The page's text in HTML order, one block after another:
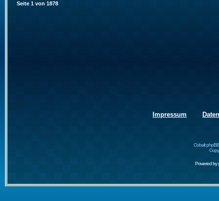
Seite 1 von 1878
Impressum
Cobalt
Powered by